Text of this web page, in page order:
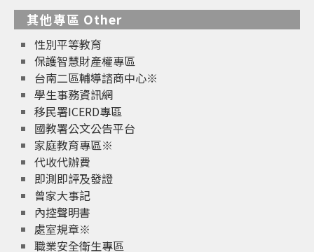
其他專區 Other
性別平等教育
保護智慧財產權專區
台南二區輔導諮商中心※
學生事務資訊網
移民署ICERD專區
國教署公文公告平台
家庭教育專區※
代收代辦費
即測即評及發證
曾家大事記
內控聲明書
處室規章※
職業安全衛生專區